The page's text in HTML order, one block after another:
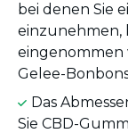
bei denen Sie
einzunehmen,
eingenommen
Gelee-
Das
Sie CBD-